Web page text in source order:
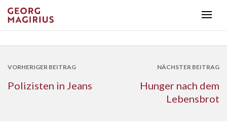
VORHERIGER BEITRAG
Polizisten in Jeans
NÄCHSTER BEITRAG
Hunger nach dem
Lebensbrot